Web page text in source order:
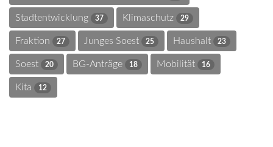
Stadtentwicklung 37 Klimaschutz 29
Fraktion 27 Junges Soest 25 Haushalt 23
Soest 20 BG-Anträge 18 Mobilität 16
Kita 12